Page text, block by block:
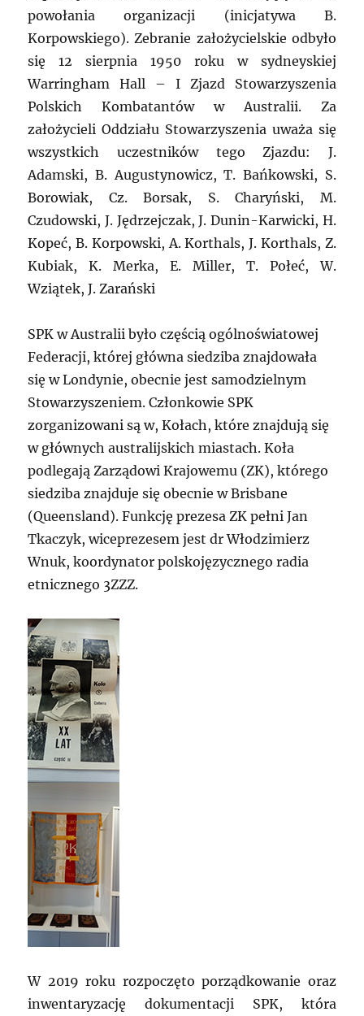
powołania organizacji (inicjatywa B.
Korpowskiego). Zebranie założycielskie odbyło
się 12 sierpnia 1950 roku w sydneyskiej
Warringham Hall – I Zjazd Stowarzyszenia
Polskich Kombatantów w Australii. Za
założycieli Oddziału Stowarzyszenia uważa się
wszystkich uczestników tego Zjazdu: J.
Adamski, B. Augustynowicz, T. Bańkowski, S.
Borowiak, Cz. Borsak, S. Charyński, M.
Czudowski, J. Jędrzejczak, J. Dunin-Karwicki, H.
Kopeć, B. Korpowski, A. Korthals, J. Korthals, Z.
Kubiak, K. Merka, E. Miller, T. Połeć, W.
Wziątek, J. Zarański
SPK w Australii było częścią ogólnoświatowej
Federacji, której główna siedziba znajdowała
się w Londynie, obecnie jest samodzielnym
Stowarzyszeniem. Członkowie SPK
zorganizowani są w, Kołach, które znajdują się
w głównych australijskich miastach. Koła
podlegają Zarządowi Krajowemu (ZK), którego
siedziba znajduje się obecnie w Brisbane
(Queensland). Funkcję prezesa ZK pełni Jan
Tkaczyk, wiceprezesem jest dr Włodzimierz
Wnuk, koordynator polskojęzycznego radia
etnicznego 3ZZZ.
W 2019 roku rozpoczęto porządkowanie oraz
inwentaryzację dokumentacji SPK, która